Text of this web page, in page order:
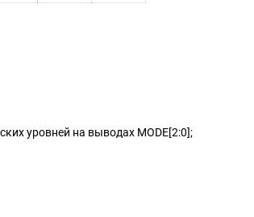
уровней на выводах MODE[2:0];